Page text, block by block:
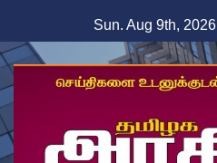
to
content
Sun. Aug 9th, 2026